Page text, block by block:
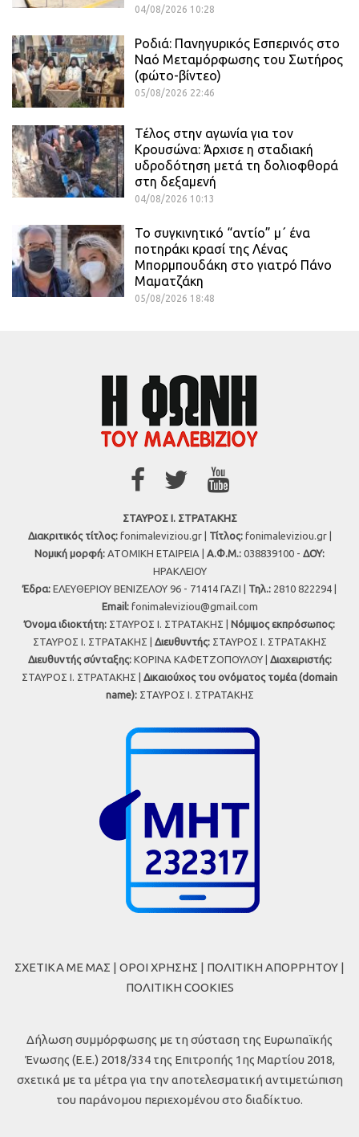
04/08/2026 10:28
Ροδιά: Πανηγυρικός Εσπερινός στο
Ναό Μεταμόρφωσης του Σωτήρος
(φώτο-βίντεο)
05/08/2026 22:46
Τέλος στην αγωνία για τον
Κρουσώνα: Άρχισε η σταδιακή
υδροδότηση μετά τη δολιοφθορά
στη δεξαμενή
04/08/2026 10:13
Το συγκινητικό “αντίο” μ΄ ένα
ποτηράκι κρασί της Λένας
Μπορμπουδάκη στο γιατρό Πάνο
Μαματζάκη
05/08/2026 18:48
ΣΤΑΥΡΟΣ Ι. ΣΤΡΑΤΑΚΗΣ
Διακριτικός τίτλος:fonimaleviziou.gr | Τίτλος:fonimaleviziou.gr |
Νομική μορφή: ΑΤΟΜΙΚΗ ΕΤΑΙΡΕΙΑ | Α.Φ.Μ.: 038839100 - ΔΟΥ:
ΗΡΑΚΛΕΙΟΥ
Έδρα: ΕΛΕΥΘΕΡΙΟΥ ΒΕΝΙΖΕΛΟΥ 96 - 71414 ΓΑΖΙ | Τηλ.: 2810 822294 |
Εmail: fonimaleviziou@gmail.com
Όνομα ιδιοκτήτη: ΣΤΑΥΡΟΣ Ι. ΣΤΡΑΤΑΚΗΣ | Νόμιμος εκπρόσωπος:
ΣΤΑΥΡΟΣ Ι. ΣΤΡΑΤΑΚΗΣ | Διευθυντής:ΣΤΑΥΡΟΣ Ι. ΣΤΡΑΤΑΚΗΣ
Διευθυντής σύνταξης:ΚΟΡΙΝΑ ΚΑΦΕΤΖΟΠΟΥΛΟΥ | Διαχειριστής:
ΣΤΑΥΡΟΣ Ι. ΣΤΡΑΤΑΚΗΣ | Δικαιούχος του ονόματος τομέα (domain
name):ΣΤΑΥΡΟΣ Ι. ΣΤΡΑΤΑΚΗΣ
ΣΧΕΤΙΚΑ ΜΕ ΜΑΣ | ΟΡΟΙ ΧΡΗΣΗΣ | ΠΟΛΙΤΙΚΗ ΑΠΟΡΡΗΤΟΥ |
ΠΟΛΙΤΙΚΗ COOKIES
Δήλωση συμμόρφωσης με τη σύσταση της Ευρωπαϊκής
Ένωσης (Ε.Ε.) 2018/334 της Επιτροπής 1ης Μαρτίου 2018,
σχετικά με τα μέτρα για την αποτελεσματική αντιμετώπιση
του παράνομου περιεχομένου στο διαδίκτυο.